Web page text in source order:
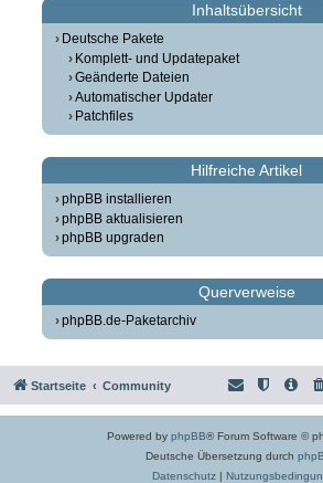
Inhaltsübersicht
Deutsche Pakete
Komplett- und Updatepaket
Geänderte Dateien
Automatischer Updater
Patchfiles
Hilfreiche Artikel
phpBB installieren
phpBB aktualisieren
phpBB upgraden
Querverweise
phpBB.de-Paketarchiv
Startseite Community
Powered by phpBB® Forum Software ©
Deutsche Übersetzung durch
Datenschutz|